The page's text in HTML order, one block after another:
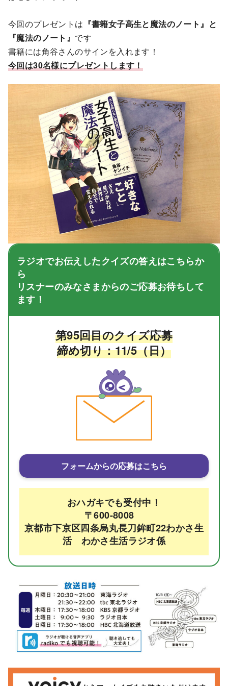
今回のプレゼントは 『書籍女子高生と魔法のノート』と
『魔法のノート』 です
書籍には角谷さんのサインを入れます！
今回は30名様にプレゼントします！
ラジオでお伝えしたクイズの答えはこちらか
ら
リスナーのみなさまからのご応募お待ちして
ます！
第95回目のクイズ応募
締め切り：11/5（日）
フォームからの応募はこちら
おハガキでも受付中！
〒600-8008
京都市下京区四条烏丸長刀鉾町22わかさ生
活 わかさ生活ラジオ係